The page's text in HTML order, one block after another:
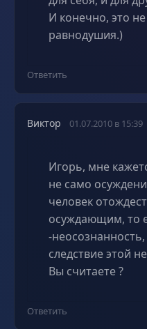
И конечно, это
равнодушия.)
Ответить
Виктор 01.07.2010 в 15:39
Игорь, мне
не само
человек
осуждающим, то
-
следствие этой
Вы считаете ?
Ответить